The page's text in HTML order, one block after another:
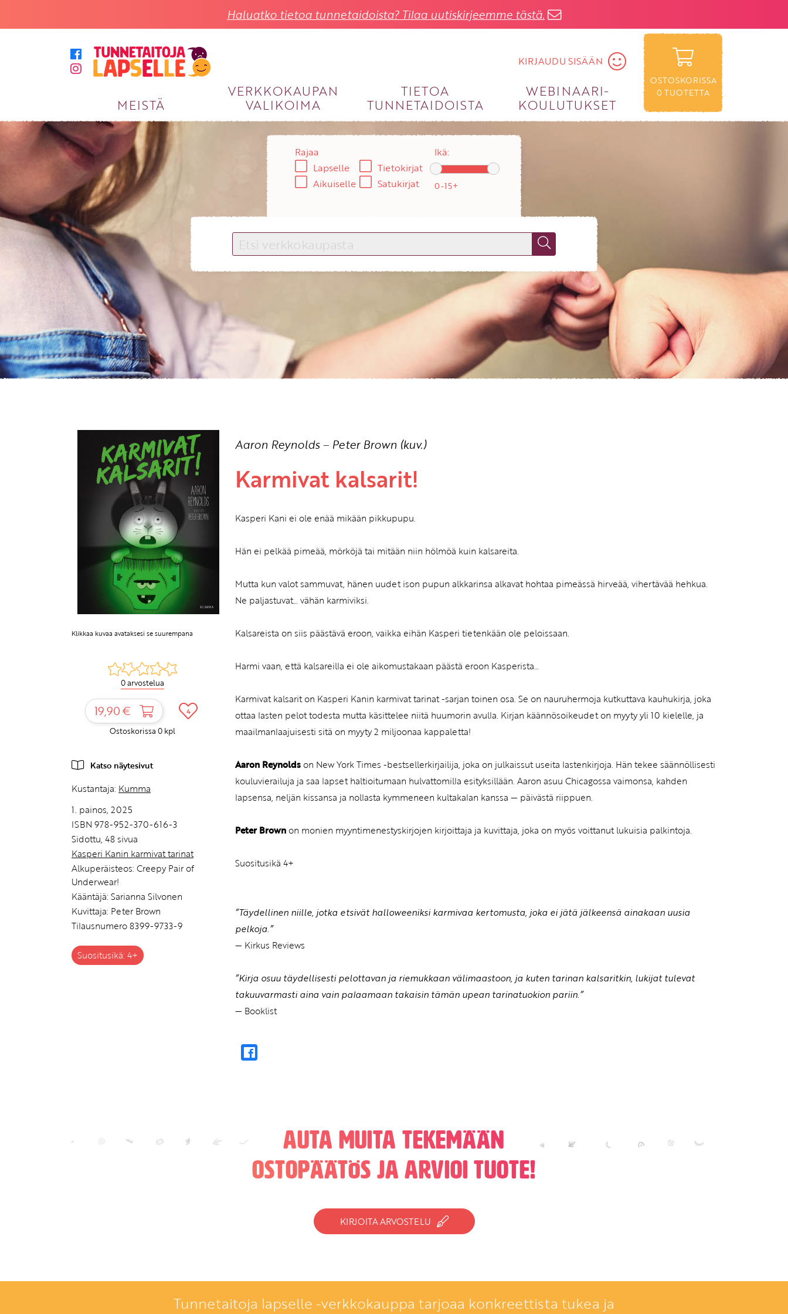
Haluatko tietoa tunnetaidoista? Tilaa uutiskirjeemme tästä.
KIRJAUDU SISÄÄN
MEISTÄ
VERKKOKAUPAN
VALIKOIMA
TIETOA
TUNNETAIDOISTA
WEBINAARI­
KOULUTUKSET
OSTOSKORISSA
0TUOTETTA
KIRJAUDU SISÄÄN
Käyttäjätunnus
Salasana
Unohtuiko salasana?
KIRJAUDU SISÄÄN
Etkö ole vielä asiakkaamme?
Luo asiakastili tästä!
Rajaa
Lapselle
Aikuiselle
Tietokirjat
Satukirjat
Ikä:
Klikkaa kuvaa avataksesi se suurempana
0 arvostelua
19,90 € 4
Ostoskorissa 0kpl
Katso näytesivut
Kustantaja: Kumma
1. painos, 2025
ISBN 978-952-370-616-3
Sidottu, 48 sivua
Kasperi Kanin karmivat tarinat
Alkuperäisteos: Creepy Pair of
Underwear!
Kääntäjä: Sarianna Silvonen
Kuvittaja: Peter Brown
Tilausnumero 8399-9733-9
Suositusikä: 4+
Aaron Reynolds– Peter Brown (kuv.)
Karmivat kalsarit!
Kasperi Kani ei ole enää mikään pikkupupu.
Hän ei pelkää pimeää, mörköjä tai mitään niin hölmöä kuin kalsareita.
Mutta kun valot sammuvat, hänen uudet ison pupun alkkarinsa alkavat hohtaa pimeässä hirveää, vihertävää hehkua.
Ne paljastuvat… vähän karmiviksi.
Kalsareista on siis päästävä eroon, vaikka eihän Kasperi tietenkään ole peloissaan.
Harmi vaan, että kalsareilla ei ole aikomustakaan päästä eroon Kasperista…
Karmivat kalsarit on Kasperi Kanin karmivat tarinat -sarjan toinen osa. Se on nauruhermoja kutkuttava kauhukirja, joka
ottaa lasten pelot todesta mutta käsittelee niitä huumorin avulla. Kirjan käännösoikeudet on myyty yli 10 kielelle, ja
maailmanlaajuisesti sitä on myyty 2 miljoonaa kappaletta!
Aaron Reynolds on New York Times -bestsellerkirjailija, joka on julkaissut useita lastenkirjoja. Hän tekee säännöllisesti
kouluvierailuja ja saa lapset haltioitumaan hulvattomilla esityksillään. Aaron asuu Chicagossa vaimonsa, kahden
lapsensa, neljän kissansa ja nollasta kymmeneen kultakalan kanssa — päivästä riippuen.
Peter Brown on monien myyntimenestyskirjojen kirjoittaja ja kuvittaja, joka on myös voittanut lukuisia palkintoja.
Suositusikä 4+
”Täydellinen niille, jotka etsivät halloweeniksi karmivaa kertomusta, joka ei jätä jälkeensä ainakaan uusia
pelkoja.”
— Kirkus Reviews
”Kirja osuu täydellisesti pelottavan ja riemukkaan välimaastoon, ja kuten tarinan kalsaritkin, lukijat tulevat
takuuvarmasti aina vain palaamaan takaisin tämän upean tarinatuokion pariin.”
— Booklist
Auta muita tekemään
ostopäätös ja arvioi tuote!
KIRJOITA ARVOSTELU
Tunnetaitoja lapselle -verkkokauppa tarjoaa konkreettista tukea ja